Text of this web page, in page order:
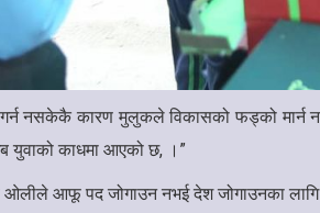
गर्न नसकेकै कारण मुलुकले विकासको फड्को
युवाको काधमा आएको छ, ।”
आफू पद जोगाउन नभई देश जोगाउनका लागि